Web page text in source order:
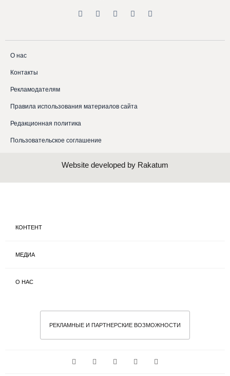
О нас
Контакты
Рекламодателям
Правила использования материалов сайта
Редакционная политика
Пользовательское соглашение
Website developed by Rakatum
КОНТЕНТ
МЕДИА
О НАС
РЕКЛАМНЫЕ И ПАРТНЕРСКИЕ ВОЗМОЖНОСТИ